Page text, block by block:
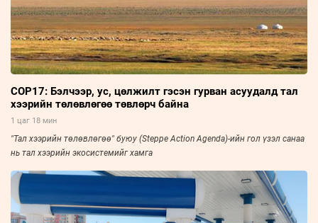
COP17: Бэлчээр, ус, цөлжилт гэсэн гурван асуудалд тал
хээрийн төлөвлөгөө төвлөрч байна
1 цаг 18 мин
"Тал хээрийн төлөвлөгөө" буюу (Steppe Action Agenda)-ийн гол үзэл санаа
нь тал хээрийн экосистемийг хамга